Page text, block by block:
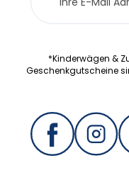
Anmeldung
*Kinderwägen &
Geschenkgutscheine